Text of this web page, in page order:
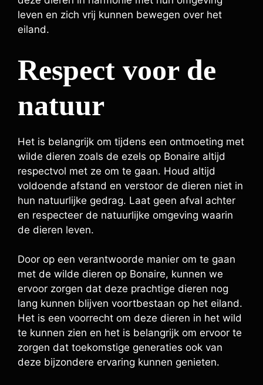
leven en zich vrij kunnen bewegen over het
eiland.
Respect voor de
natuur
Het is belangrijk om tijdens een ontmoeting met
wilde dieren zoals de ezels op Bonaire altijd
respectvol met ze om te gaan. Houd altijd
voldoende afstand en verstoor de dieren niet in
hun natuurlijke gedrag. Laat geen afval achter
en respecteer de natuurlijke omgeving waarin
de dieren leven.
Door op een verantwoorde manier om te gaan
met de wilde dieren op Bonaire, kunnen we
ervoor zorgen dat deze prachtige dieren nog
lang kunnen blijven voortbestaan op het eiland.
Het is een voorrecht om deze dieren in het wild
te kunnen zien en het is belangrijk om ervoor te
zorgen dat toekomstige generaties ook van
deze bijzondere ervaring kunnen genieten.